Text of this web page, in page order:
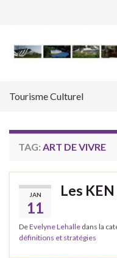
Tourisme Culturel
TAG: ART DE VIVRE
JAN
11
Les KEN
DeEvelyne Lehalle dans la
définitions et stratégies